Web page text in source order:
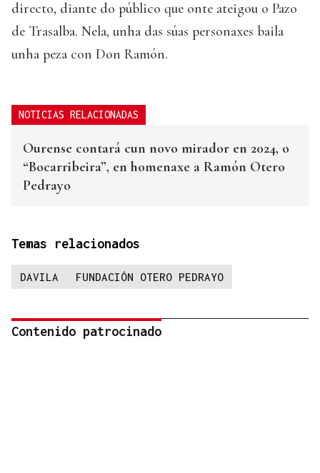
directo, diante do público que onte ateigou o Pazo
de Trasalba. Nela, unha das súas personaxes baila
unha peza con Don Ramón.
NOTICIAS RELACIONADAS
Ourense contará cun novo mirador en 2024, o
“Bocarribeira”, en homenaxe a Ramón Otero
Pedrayo
Temas relacionados
DAVILA FUNDACIÓN OTERO PEDRAYO
Contenido patrocinado